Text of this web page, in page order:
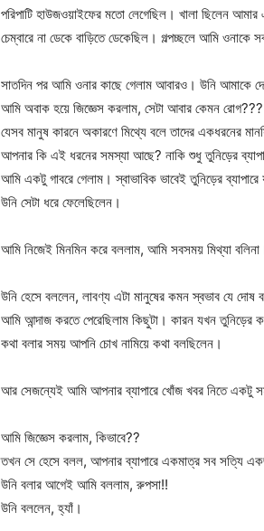
পরিপাটি হাউজওয়াইফের মতো লেগেছিল। খালা ছিলেন
চেম্বারে না ডেকে বাড়িতে ডেকেছিল। গল্পচ্ছলে আমি
সাতদিন পর আমি ওনার কাছে গেলাম আবারও। উনি আমাকে
আমি অবাক হয়ে জিজ্ঞেস করলাম, সেটা আবার কেমন রোগ???
যেসব মানুষ কারনে অকারণে মিথ্যে বলে তাদের একধরনের
আপনার কি এই ধরনের সমস্যা আছে? নাকি শুধু তুনিড়ের
আমি একটু গাবরে গেলাম। স্বাভাবিক ভাবেই তুনিড়ের
উনি সেটা ধরে ফেলেছিলেন।
আমি নিজেই মিনমিন করে বললাম, আমি সবসময় মিথ্যা
উনি হেসে বললেন, লাবণ্য এটা মানুষের কমন স্বভাব যে
আমি আন্দাজ করতে পেরেছিলাম কিছুটা। কারন যখন
কথা বলার সময় আপনি চোখ নামিয়ে কথা বলছিলেন।
আর সেজন্যেই আমি আপনার ব্যাপারে খোঁজ খবর নিতে একটু
আমি জিজ্ঞেস করলাম, কিভাবে??
তখন সে হেসে বলল, আপনার ব্যাপারে একমাত্র সব সত্যি
উনি বলার আগেই আমি বললাম, রুপসা!!
উনি বললেন, হ্যাঁ।